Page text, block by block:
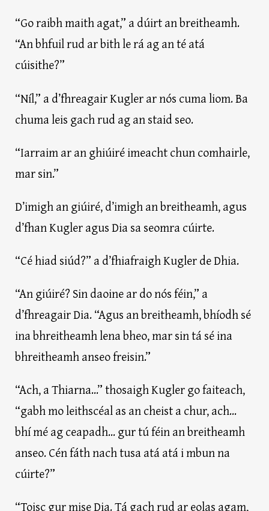
“Go raibh maith agat,” a dúirt an breitheamh.
“An bhfuil rud ar bith le rá ag an té atá
cúisithe?”
“Níl,” a d’fhreagair Kugler ar nós cuma liom. Ba
chuma leis gach rud ag an staid seo.
“Iarraim ar an ghiúiré imeacht chun comhairle,
mar sin.”
D’imigh an giúiré, d’imigh an breitheamh, agus
d’fhan Kugler agus Dia sa seomra cúirte.
“Cé hiad siúd?” a d’fhiafraigh Kugler de Dhia.
“An giúiré? Sin daoine ar do nós féin,” a
d’fhreagair Dia. “Agus an breitheamh, bhíodh sé
ina bhreitheamh lena bheo, mar sin tá sé ina
bhreitheamh anseo freisin.”
“Ach, a Thiarna...” thosaigh Kugler go faiteach,
“gabh mo leithscéal as an cheist a chur, ach...
bhí mé ag ceapadh... gur tú féin an breitheamh
anseo. Cén fáth nach tusa atá atá i mbun na
cúirte?”
“Toisc gur mise Dia. Tá gach rud ar eolas agam,